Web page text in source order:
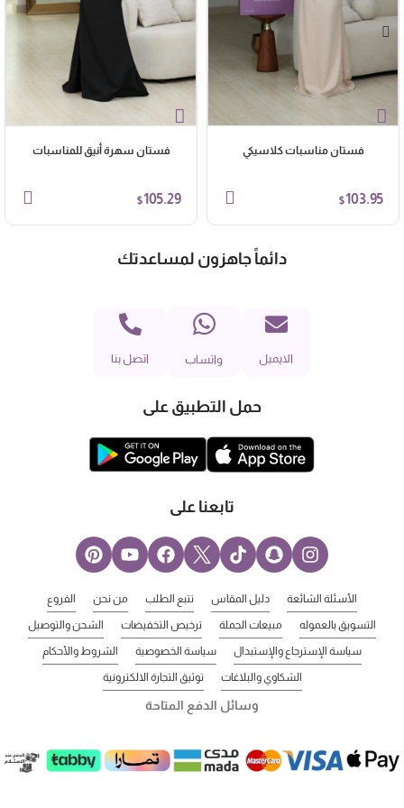
فستان مناسبات كلاسيكي
$103.95
فستان سهرة أنيق للمناسبات
$105.29
دائماً جاهزون لمساعدتك
الايميل واتساب اتصل بنا
حمل التطبيق على
تابعنا على
الأسئلة الشائعة دليل المقاس تتبع الطلب من نحن الفروع
التسويق بالعموله مبيعات الجملة ترخيص التخفيضات الشحن والتوصيل
سياسة الإسترجاع والإستبدال سياسة الخصوصية الشروط والأحكام
الشكاوي والبلاغات توثيق التجارة الالكترونية
وسائل الدفع المتاحة